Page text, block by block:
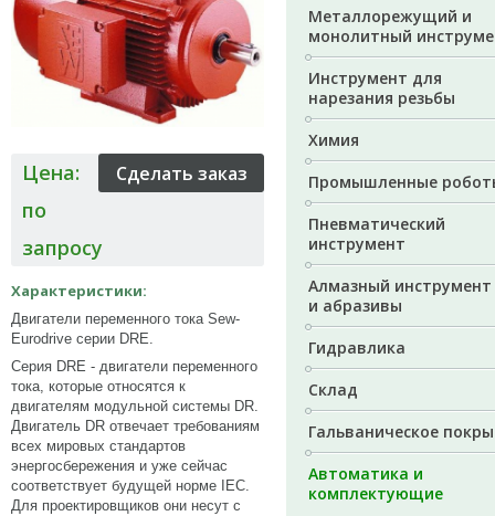
Цена:
по
запросу
Характеристики:
Двигатели переменного тока Sew-
Eurodrive серии DRE.
Серия DRE - двигатели переменного
тока, которые относятся к
двигателям модульной системы DR.
Двигатель DR отвечает требованиям
всех мировых стандартов
энергосбережения и уже сейчас
соответствует будущей норме IEC.
Для проектировщиков они несут с
Металлорежущий и
монолитный
Инструмент для
нарезания резьбы
Химия
Промышленные
Пневматический
инструмент
Алмазный инструмент
и абразивы
Гидравлика
Склад
Гальваническое
Автоматика и
комплектующие